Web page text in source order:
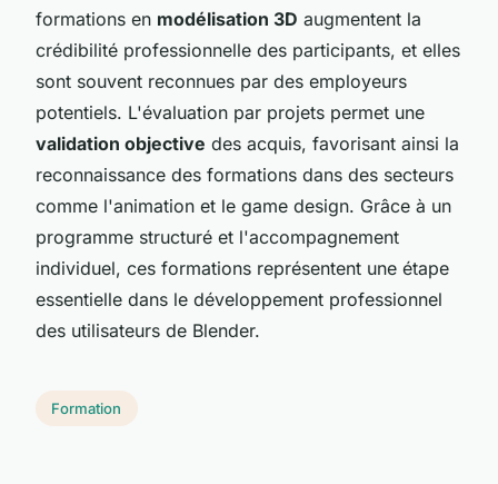
formations en modélisation 3D augmentent la
crédibilité professionnelle des participants, et elles
sont souvent reconnues par des employeurs
potentiels. L'évaluation par projets permet une
validation objective des acquis, favorisant ainsi la
reconnaissance des formations dans des secteurs
comme l'animation et le game design. Grâce à un
programme structuré et l'accompagnement
individuel, ces formations représentent une étape
essentielle dans le développement professionnel
des utilisateurs de Blender.
Formation